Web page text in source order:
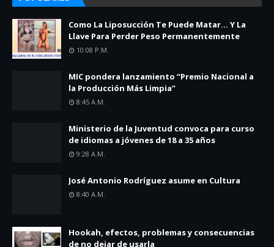
Como La Liposucción Te Puede Matar… Y La
Llave Para Perder Peso Permanentemente
10:08 P.m.
MIC pondera lanzamiento “Premio Nacional a
la Producción Más Limpia”
8:45 A.m.
Ministerio de la Juventud convoca para curso
de idiomas a jóvenes de 18 a 35 años
9:28 A.m.
José Antonio Rodríguez asume en Cultura
8:40 A.m.
Hookah, efectos, problemas y consecuencias
de no dejar de usarla